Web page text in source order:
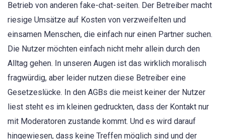
Betrieb von anderen fake-chat-seiten. Der Betreiber macht
riesige Umsätze auf Kosten von verzweifelten und
einsamen Menschen, die einfach nur einen Partner suchen.
Die Nutzer möchten einfach nicht mehr allein durch den
Alltag gehen. In unseren Augen ist das wirklich moralisch
fragwürdig, aber leider nutzen diese Betreiber eine
Gesetzeslücke. In den AGBs die meist keiner der Nutzer
liest steht es im kleinen gedruckten, dass der Kontakt nur
mit Moderatoren zustande kommt. Und es wird darauf
hingewiesen, dass keine Treffen möglich sind und der